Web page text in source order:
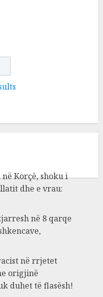
Korçë, shoku i
dhe e vrau:
në 8 qarqe
në rrjetet
origjinë
duhet të flasësh!